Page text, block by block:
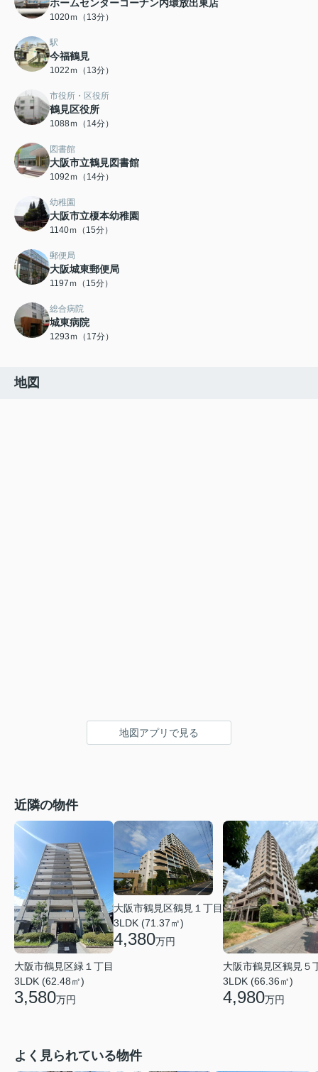
ホームセンターコーナン内環放出東店
1020ｍ（13分）
駅
今福鶴見
1022ｍ（13分）
市役所・区役所
鶴見区役所
1088ｍ（14分）
図書館
大阪市立鶴見図書館
1092ｍ（14分）
幼稚園
大阪市立榎本幼稚園
1140ｍ（15分）
郵便局
大阪城東郵便局
1197ｍ（15分）
総合病院
城東病院
1293ｍ（17分）
地図
地図アプリで見る
近隣の物件
大阪市鶴見区緑１丁目
3LDK (62.48㎡)
3,580万円
大阪市鶴見区鶴見１丁目
3LDK (71.37㎡)
4,380万円
大阪市鶴見区鶴見５
3LDK (66.36㎡)
4,980万円
よく見られている物件